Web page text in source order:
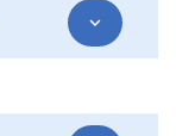
expand_more